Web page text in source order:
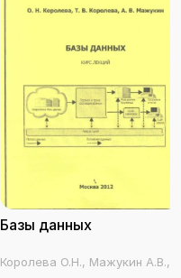
Базы данных
Королева О.Н., Мажукин А.В.,